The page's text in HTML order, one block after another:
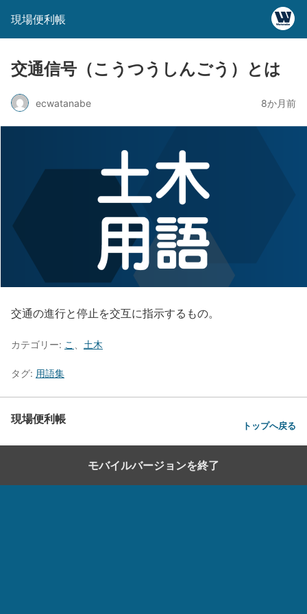
現場便利帳
交通信号（こうつうしんごう）とは
ecwatanabe 8か月前
交通の進行と停止を交互に指示するもの。
カテゴリー: こ 土木
タグ: 用語集
現場便利帳 トップへ戻る
モバイルバージョンを終了